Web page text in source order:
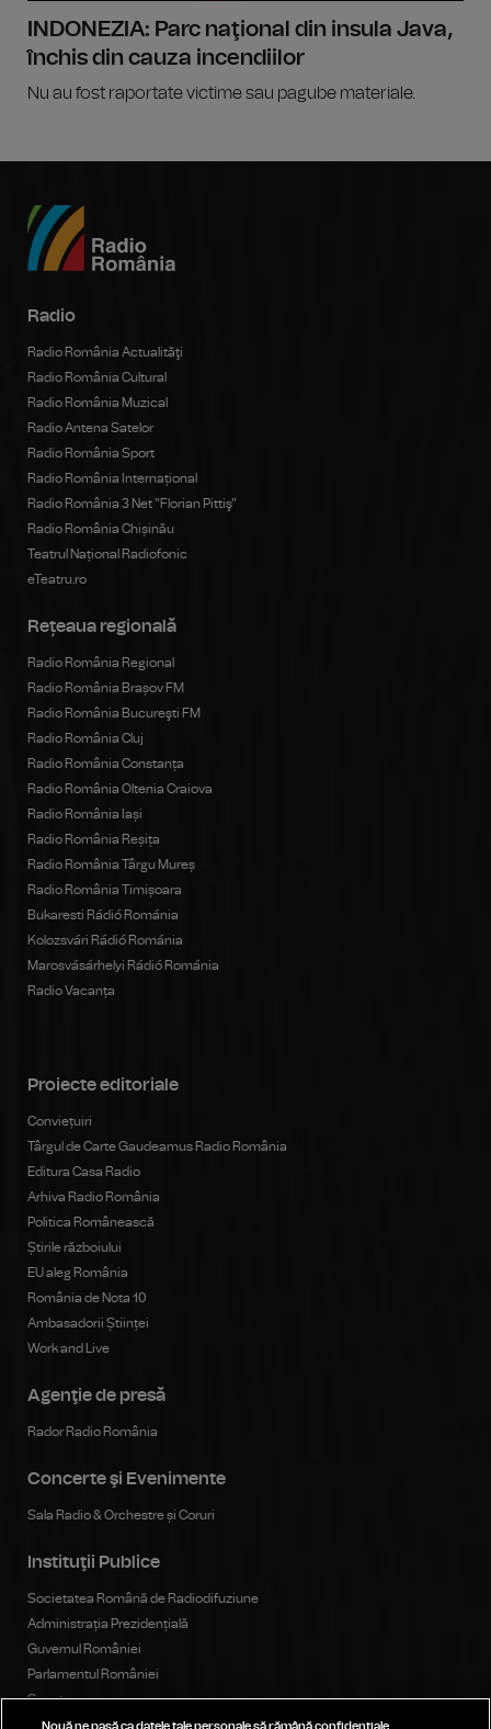
INDONEZIA: Parc naţional din insula Java,
închis din cauza incendiilor
Nu au fost raportate victime sau pagube materiale.
Radio
Radio România Actualităţi
Radio România Cultural
Radio România Muzical
Radio Antena Satelor
Radio România Sport
Radio România Internațional
Radio România 3 Net "Florian Pittiş"
Radio România Chișinău
Teatrul Național Radiofonic
eTeatru.ro
Rețeaua regională
Radio România Regional
Radio România Brașov FM
Radio România Bucureşti FM
Radio România Cluj
Radio România Constanța
Radio România Oltenia Craiova
Radio România Iași
Radio România Reșița
Radio România Târgu Mureș
Radio România Timișoara
Bukaresti Rádió Románia
Kolozsvári Rádió Románia
Marosvásárhelyi Rádió Románia
Radio Vacanța
Proiecte editoriale
Conviețuiri
Târgul de Carte Gaudeamus Radio România
Editura Casa Radio
Arhiva Radio România
Politica Românească
Știrile războiului
EU aleg România
România de Nota 10
Ambasadorii Științei
Work and Live
Agenţie de presă
Rador Radio România
Concerte şi Evenimente
Sala Radio & Orchestre și Coruri
Instituţii Publice
Societatea Română de Radiodifuziune
Administrația Prezidențială
Guvernul României
Parlamentul României
Senat
Camera Deputaților
Nouă ne pasă ca datele tale personale să rămână confidențiale